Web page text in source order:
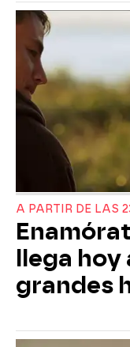
A PARTIR DE LAS
llega hoy
grandes